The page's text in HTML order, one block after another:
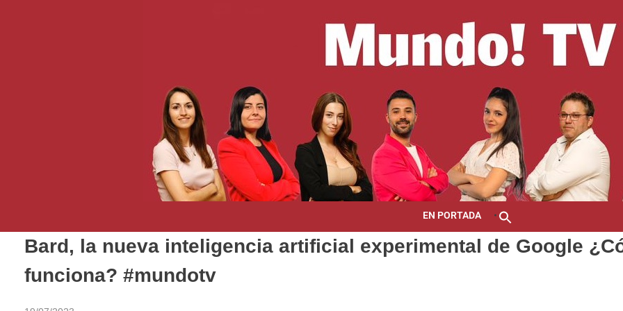
EN PORTADA
Bard, la nueva inteligencia artificial experimental de Google
funciona? #mundotv